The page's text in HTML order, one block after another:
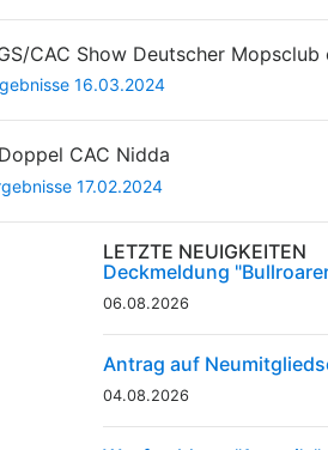
CAC Show Deutscher Mopsclub
16.03.2024
Doppel CAC Nidda
17.02.2024
LETZTE NEUIGKEITEN
Deckmeldung
06.08.2026
Antrag auf
04.08.2026